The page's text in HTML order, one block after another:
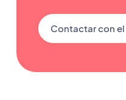
Contactar con